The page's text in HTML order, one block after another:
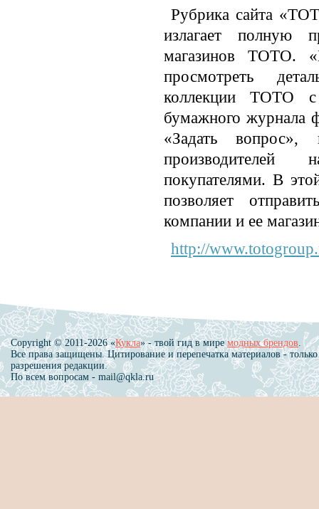
Рубрика сайта
излагает полную
магазинов TOTO.
просмотреть
коллекции ТОТО с
бумажного журнала
«Задать вопрос»,
покупателями. В
позволяет
компании и ее
http://
Copyright © 2011-2026 «Кукла» - твой гид в миремодных брендов
Все права защищены. Цитирование и перепечатка материалов - только
разрешения редакции.
По всем вопросам - mail@qkla.ru